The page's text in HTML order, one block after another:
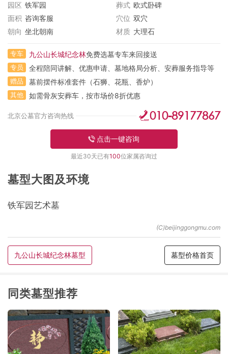
园区 铁军园 葬式 欧式卧碑
面积 咨询客服 穴位 双穴
朝向 坐北朝南 材质 大理石
专车 九公山长城纪念林免费选墓专车来回接送
专员 全程陪同讲解、优惠申请、墓地格局分析、安葬服务指导等
赠品 墓前摆件标准套件（石狮、花瓶、香炉）
其他 如需骨灰安葬车，按市场价8折优惠
北京公墓官方咨询热线 010-89177867
点击一键咨询
最近30天已有100位家属咨询过
墓型大图及环境
铁军园艺术墓
九公山长城纪念林墓型 墓型价格首页
同类墓型推荐